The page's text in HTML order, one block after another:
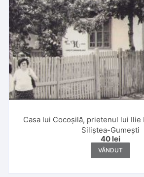
Casa lui Cocoșilă, prietenul lui Ilie
Siliștea-Gumești
40 lei
VÂNDUT